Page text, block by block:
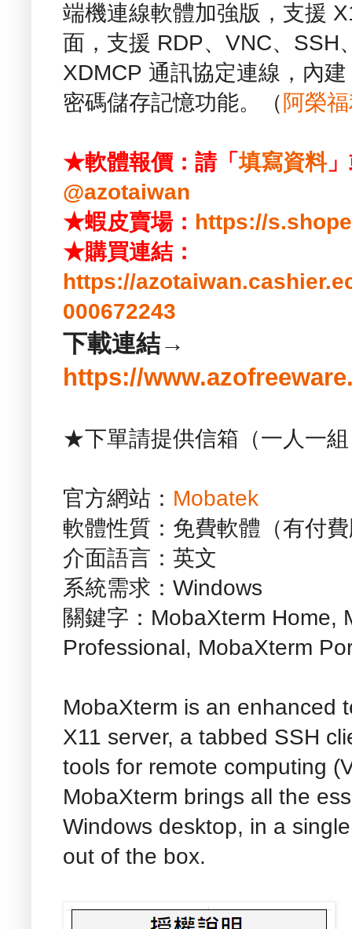
端機連線軟體加強版，支援
面，支援 RDP、VNC、SSH
XDMCP 通訊協定連線，內
密碼儲存記憶功能。（ 阿榮
★軟體報價：請「填寫資料
@azotaiwan
★蝦皮賣場： https://
★購買連結：
https://
000672243
下載連結→
https://
★下單請提供信箱（一人一
官方網站： Mobatek
軟體性質：免費軟體（有付
介面語言：英文
系統需求：Windows
關鍵字：MobaXterm Home,
Professional, MobaXterm
MobaXterm is an enhanced
X11 server, a tabbed SSH
tools for remote computing
MobaXterm brings all the
Windows desktop, in a
out of the box.